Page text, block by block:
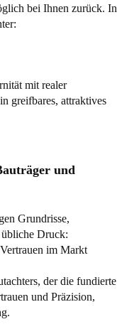
bei Ihnen zurück. In
und
Grundrisse,
Druck:
im Markt